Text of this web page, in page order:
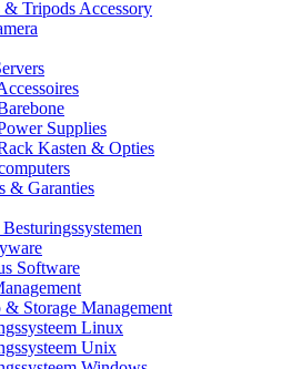
& Tripods Accessory
Supplies
Kasten & Opties
& Garanties
Software
& Storage Management
Linux
Unix